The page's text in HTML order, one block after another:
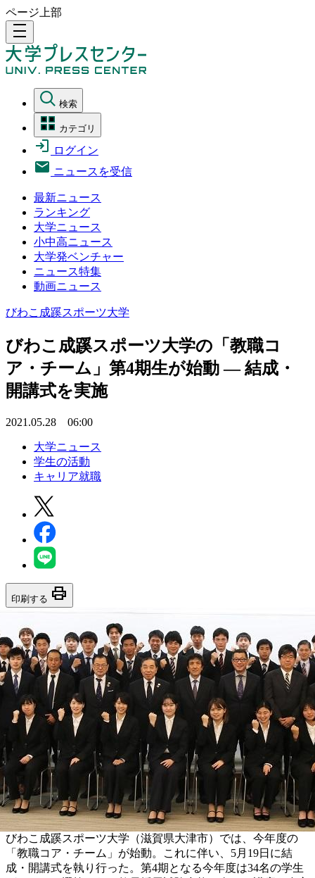
ページ上部
density_medium
検索
カテゴリ
ログイン
ニュースを受信
最新ニュース
ランキング
大学ニュース
小中高ニュース
大学発ベンチャー
ニュース特集
動画ニュース
びわこ成蹊スポーツ大学
びわこ成蹊スポーツ大学の「教職コ
ア・チーム」第4期生が始動 — 結成・
開講式を実施
2021.05.28 06:00
大学ニュース
学生の活動
キャリア就職
印刷する print
びわこ成蹊スポーツ大学（滋賀県大津市）では、今年度の
「教職コア・チーム」が始動。これに伴い、5月19日に結
成・開講式を執り行った。第4期となる今年度は34名の学生